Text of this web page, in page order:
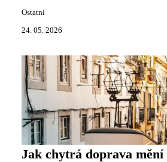
Ostatní
24. 05. 2026
Jak chytrá doprava mění